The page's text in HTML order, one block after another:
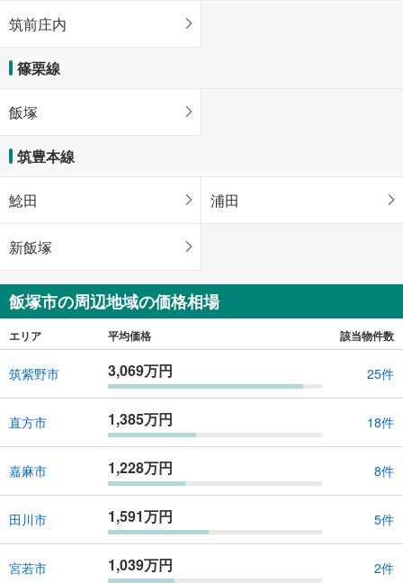
筑前庄内
篠栗線
飯塚
筑豊本線
鯰田 浦田
新飯塚
飯塚市の周辺地域の価格相場
エリア 平均価格 該当物件数
筑紫野市 3,069万円 25件
直方市 1,385万円 18件
嘉麻市 1,228万円 8件
田川市 1,591万円 5件
宮若市 1,039万円 2件